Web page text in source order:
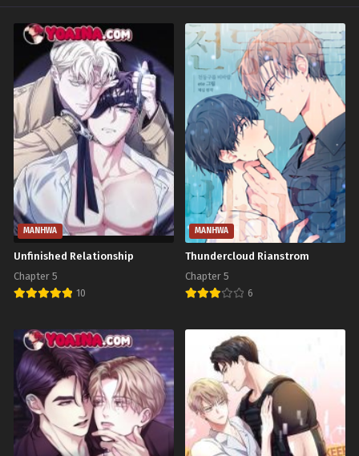
กันยายน 20, 2023 กันยายน 20, 2023
Chapter 54 (SS2)
กันยายน 20, 2023
Chapter 53 (SS2)
กันยายน 20, 2023
Chapter 52 (SS2)
กันยายน 20, 2023
Chapter 51 (SS2)
กันยายน 20, 2023
Chapter 50 (SS2)
กันยายน 20, 2023
Chapter 49 (SS2)
กันยายน 20, 2023
Chapter 48 (SS2)
กันยายน 20, 2023
Chapter 47 (SS2)
กันยายน 20, 2023
Chapter 46 (SS2)
กันยายน 20, 2023
Chapter 45 (SS2)
กันยายน 20, 2023
กันยายน 20, 2023 กันยายน 20, 2023
Chapter 42 (SS2)
กันยายน 20, 2023
Chapter 41 (SS2)
กันยายน 20, 2023
Chapter 40 (SS2)
กันยายน 20, 2023
Chapter 39 (SS2)
กันยายน 20, 2023
MANHWA
Unfinished Relationship
Chapter 5
10
MANHWA
Thundercloud Rianstrom
Chapter 5
6